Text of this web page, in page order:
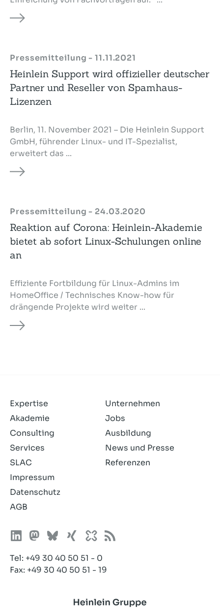
Pressemitteilung - 11.11.2021
Heinlein Support wird offizieller deutscher
Partner und Reseller von Spamhaus-
Lizenzen
Berlin, 11. November 2021 – Die Heinlein Support
GmbH, führender Linux- und IT-Spezialist,
erweitert das ...
Pressemitteilung - 24.03.2020
Reaktion auf Corona: Heinlein-Akademie
bietet ab sofort Linux-Schulungen online
an
Effiziente Fortbildung für Linux-Admins im
HomeOffice / Technisches Know-how für
drängende Projekte wird weiter ...
Expertise
Akademie
Consulting
Services
SLAC
Unternehmen
Jobs
Ausbildung
News und Presse
Referenzen
Impressum
Datenschutz
AGB
Tel: +49 30 40 50 51 - 0
Fax: +49 30 40 50 51 - 19